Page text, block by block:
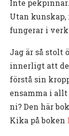
Inte
Utan kunskap,
fungerar i
Jag är så stolt
innerligt att
förstå sin
ensamma i
ni? Den här
Kika på boken